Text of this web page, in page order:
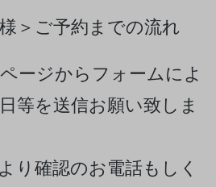
＞ご予約までの流れ
ージからフォームによ
等を送信お願い致しま
り確認のお電話もしく